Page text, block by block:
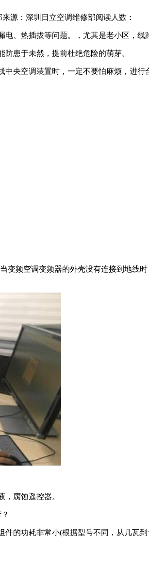
来源：深圳日立空调维修部阅读人数：
、热插拔等问题。，尤其是老小区，线
防患于未然，提前杜绝危险的萌芽。
中央空调装置时，一定不要怕麻烦，进
变频空调变频器的外壳没有连接到地
腐蚀遥控器。
的功耗非常小(根据型号不同，从几瓦